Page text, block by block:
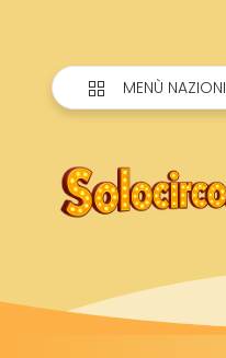
MENÙ NAZIONI